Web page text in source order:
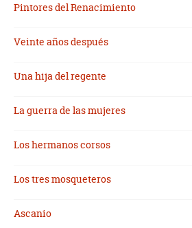
Pintores del Renacimiento
Veinte años después
Una hija del regente
La guerra de las mujeres
Los hermanos corsos
Los tres mosqueteros
Ascanio